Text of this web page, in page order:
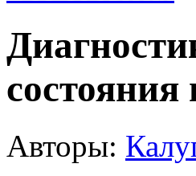
состояния
Авторы: